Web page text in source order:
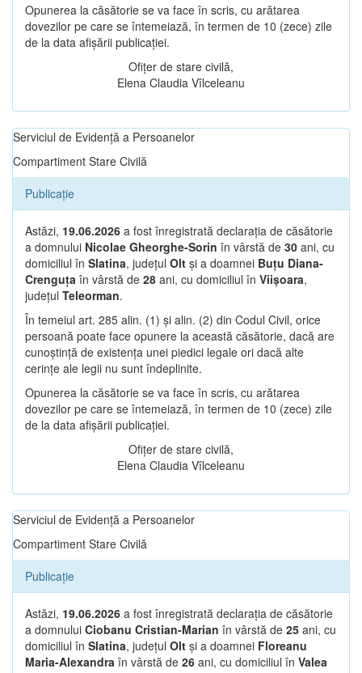
Opunerea la căsătorie se va face în scris, cu arătarea
dovezilor pe care se întemeiază, în termen de 10 (zece) zile
de la data afișării publicației.
Ofițer de stare civilă,
Elena Claudia Vîlceleanu
Serviciul de Evidență a Persoanelor
Compartiment Stare Civilă
Publicație
Astăzi, 19.06.2026 a fost înregistrată declarația de căsătorie
a domnului Nicolae Gheorghe-Sorin în vârstă de 30 ani, cu
domiciliul în Slatina, județul Olt și a doamnei Buțu Diana-
Crenguța în vârstă de 28 ani, cu domiciliul în Viișoara,
județul Teleorman.
În temeiul art. 285 alin. (1) și alin. (2) din Codul Civil, orice
persoană poate face opunere la această căsătorie, dacă are
cunoștință de existența unei piedici legale ori dacă alte
cerințe ale legii nu sunt îndeplinite.
Opunerea la căsătorie se va face în scris, cu arătarea
dovezilor pe care se întemeiază, în termen de 10 (zece) zile
de la data afișării publicației.
Ofițer de stare civilă,
Elena Claudia Vîlceleanu
Serviciul de Evidență a Persoanelor
Compartiment Stare Civilă
Publicație
Astăzi, 19.06.2026 a fost înregistrată declarația de căsătorie
a domnului Ciobanu Cristian-Marian în vârstă de 25 ani, cu
domiciliul în Slatina, județul Olt și a doamnei Floreanu
Maria-Alexandra în vârstă de 26 ani, cu domiciliul în Valea